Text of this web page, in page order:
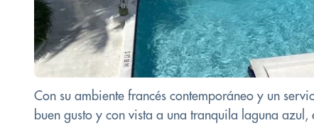
Con su ambiente francés contemporáneo y un
buen gusto y con vista a una tranquila laguna